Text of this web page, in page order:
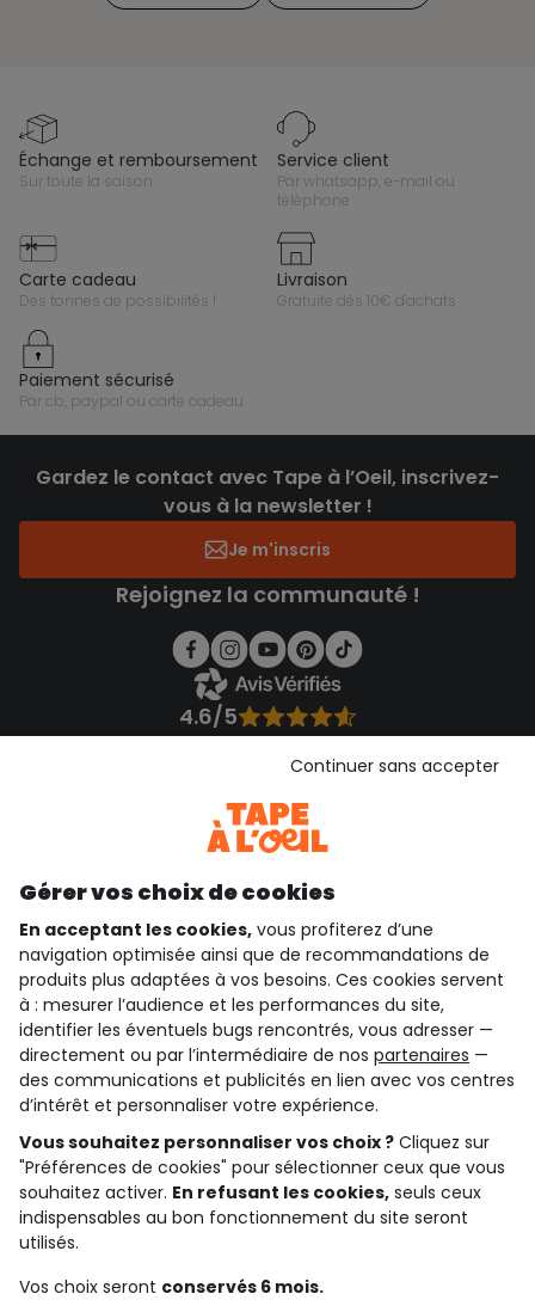
échange et remboursement
sur toute la saison
service client
par whatsapp, e-mail ou
téléphone
carte cadeau
des tonnes de possibilités !
livraison
gratuite dès 10€ d'achats
paiement sécurisé
par cb, paypal ou carte cadeau
Gardez le contact avec Tape à l’Oeil, inscrivez-
vous à la newsletter !
Je m'inscris
Rejoignez la communauté !
4.6/5
Voir l’attestation de confiance
Téléchargez notre application
qui sommes-nous ?
besoin d'aide ?
le club fidélité
notre catalogue
Conditions générales de ventes et d'utilisation
Conditions d’utilisation des réseaux sociaux
*Conditions des offres
Gérer vos choix de cookies
En acceptant les cookies, vous profiterez d’une
navigation optimisée ainsi que de recommandations de
produits plus adaptées à vos besoins. Ces cookies servent
à : mesurer l’audience et les performances du site,
identifier les éventuels bugs rencontrés, vous adresser —
directement ou par l’intermédiaire de nos partenaires —
des communications et publicités en lien avec vos centres
d’intérêt et personnaliser votre expérience.
Vous souhaitez personnaliser vos choix ? Cliquez sur
"Préférences de cookies" pour sélectionner ceux que vous
souhaitez activer. En refusant les cookies, seuls ceux
indispensables au bon fonctionnement du site seront
utilisés.
Vos choix seront conservés 6 mois.
Continuer sans accepter